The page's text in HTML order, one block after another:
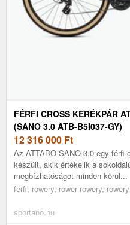
FÉRFI CROSS KERÉKPÁR
(SANO 3.0 ATB-B5I037-GY)
12 316 000 Ft
Az ATTABO SANO 3.0 egy férfi
készült, akik értékelik a
megbízhatóságot minden körül...
férfi, rowery, rower rowery,
sportano.hu